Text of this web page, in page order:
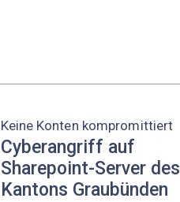
Keine Konten kompromittiert
Cyberangriff auf
Sharepoint-Server des
Kantons Graubünden